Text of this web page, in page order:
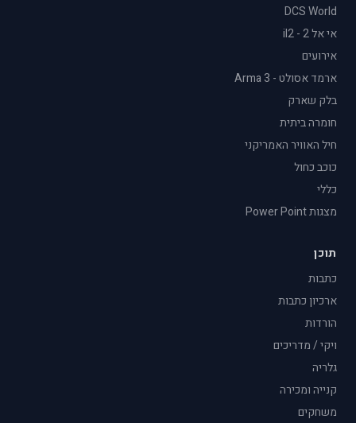
DCS World
אי אל 2 - il2
אירועים
ארמד אסולט - Arma 3
בלק שארק
חומרה ביתית
חיל האוויר האמריקני
כוכב כחול
כללי
מצגות Power Point
תוכן
כתבות
ארכיון כתבות
הורדות
ויקי / מדריכים
גלריה
קנייה ומכירה
משחקים